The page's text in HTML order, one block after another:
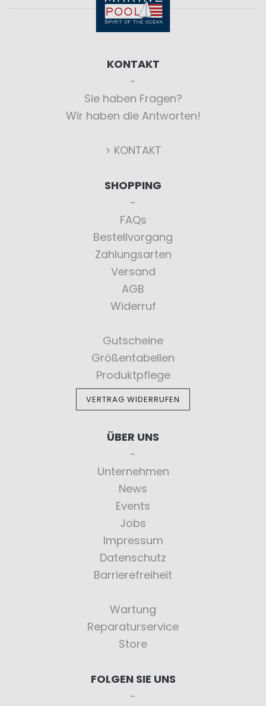
KONTAKT
Sie haben Fragen?
Wir haben die Antworten!
> KONTAKT
SHOPPING
FAQs
Bestellvorgang
Zahlungsarten
Versand
AGB
Widerruf
Gutscheine
Größentabellen
Produktpflege
VERTRAG WIDERRUFEN
ÜBER UNS
Unternehmen
News
Events
Jobs
Impressum
Datenschutz
Barrierefreiheit
Wartung
Reparaturservice
Store
FOLGEN SIE UNS